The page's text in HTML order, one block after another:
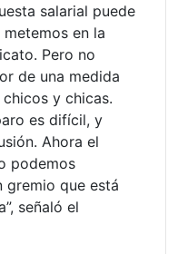
salarial puede
en la
Pero no
de una medida
y chicas.
es difícil, y
Ahora el
podemos
gremio que está
señaló el